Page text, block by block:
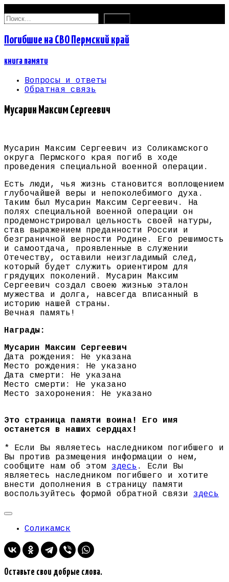
Найти:
Погибшие на СВО Пермский край
книга памяти
Вопросы и ответы
Обратная связь
Мусарин Максим Сергеевич
Мусарин Максим Сергеевич из Соликамского
округа Пермского края погиб в ходе
проведения специальной военной операции.
Есть люди, чья жизнь становится воплощением
глубочайшей веры и непоколебимого духа.
Таким был Мусарин Максим Сергеевич. На
полях специальной военной операции он
продемонстрировал цельность своей натуры,
став выражением преданности России и
безграничной верности Родине. Его решимость
и самоотдача, проявленные в служении
Отечеству, оставили неизгладимый след,
который будет служить ориентиром для
грядущих поколений. Мусарин Максим
Сергеевич создал своею жизнью эталон
мужества и долга, навсегда вписанный в
историю нашей страны.
Вечная память!
Награды:
Мусарин Максим Сергеевич
Дата рождения: Не указана
Место рождения: Не указано
Дата смерти: Не указана
Место смерти: Не указано
Место захоронения: Не указано
Это страница памяти воина! Его имя
останется в наших сердцах!
* Если Вы являетесь наследником погибшего и
Вы против размещения информации о нем,
сообщите нам об этом здесь . Если Вы
являетесь наследником погибшего и хотите
внести дополнения в страницу памяти
воспользуйтесь формой обратной связи здесь
Соликамск
Оставьте свои добрые слова.